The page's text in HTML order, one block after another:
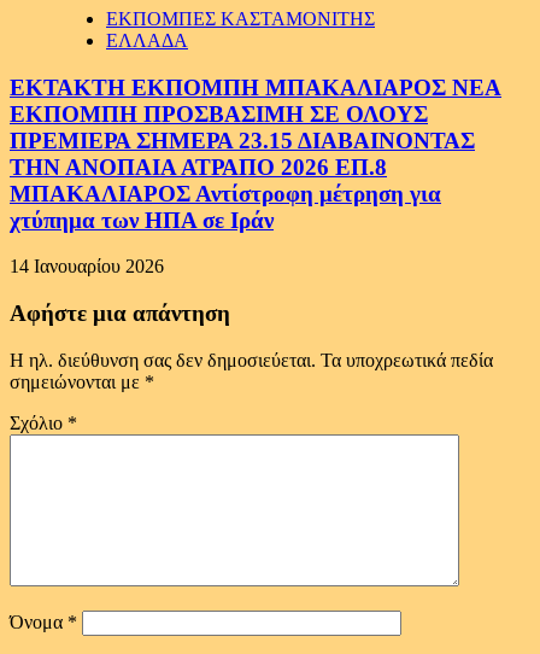
ΕΚΠΟΜΠΕΣ ΚΑΣΤΑΜΟΝΙΤΗΣ
ΕΛΛΑΔΑ
ΕΚΤΑΚΤΗ ΕΚΠΟΜΠΗ ΜΠΑΚΑΛΙΑΡΟΣ ΝΕΑ
ΕΚΠΟΜΠΗ ΠΡΟΣΒΑΣΙΜΗ ΣΕ ΟΛΟΥΣ
ΠΡΕΜΙΕΡΑ ΣΗΜΕΡΑ 23.15 ΔΙΑΒΑΙΝΟΝΤΑΣ
ΤΗΝ ΑΝΟΠΑΙΑ ΑΤΡΑΠΟ 2026 ΕΠ.8
ΜΠΑΚΑΛΙΑΡΟΣ Αντίστροφη μέτρηση για
χτύπημα των ΗΠΑ σε Ιράν
14 Ιανουαρίου 2026
Αφήστε μια απάντηση
Η ηλ. διεύθυνση σας δεν δημοσιεύεται. Τα υποχρεωτικά πεδία
σημειώνονται με *
Σχόλιο *
Όνομα *